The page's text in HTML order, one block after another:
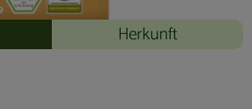
Herkunft